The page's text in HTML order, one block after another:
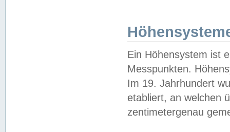
Ein Höhensystem ist
Messpunkten.
Im 19. Jahrhundert
etabliert, an welchen
zentimetergenau